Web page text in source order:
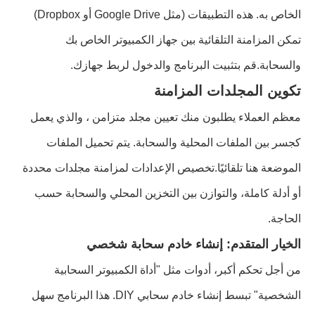
الخاص به. هذه التطبيقات (مثل Google Drive أو Dropbox)
تمكن المزامنة التلقائية بين جهاز الكمبيوتر الخاص بك
والسحابة.قم بتثبيت البرنامج والدخول لربط جهازك.
تكوين المجلدات المزامنة
معظم العملاء يطلبون منك تعيين مجلد متزامن ، والذي يعمل
كجسر بين الملفات المحلية والسحابة. يتم تحميل الملفات
الموضعة هنا تلقائيًا.تخصيص الإعدادات لمزامنة مجلدات محددة
أو أدلة كاملة، والتوازن بين التخزين المحلي والسحابة حسب
الحاجة.
الخيار المتقدم: إنشاء خادم سحابة شخصي
من أجل تحكم أكبر، أدوات مثل "أداة الكمبيوتر السحابية
الشخصية" تبسط إنشاء خادم سحابي DIY. هذا البرنامج سهل